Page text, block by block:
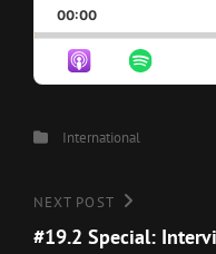
RATE
00:00
CategoriesInternational
Next
Post
NEXT POST
#19.2 Special: